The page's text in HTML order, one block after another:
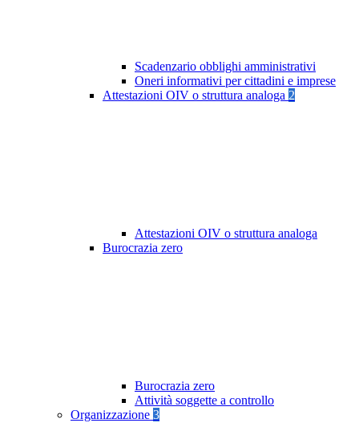
Scadenzario obblighi amministrativi
Oneri informativi per cittadini e imprese
Attestazioni OIV o struttura analoga 2
Attestazioni OIV o struttura analoga
Burocrazia zero
Burocrazia zero
Attività soggette a controllo
Organizzazione 3